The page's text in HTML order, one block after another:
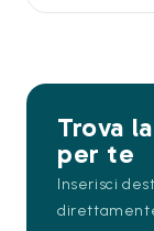
Trova
per te
Inserisci